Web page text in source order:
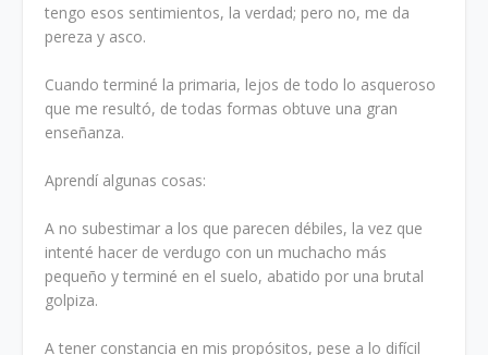
tengo esos sentimientos, la verdad; pero no, me da
pereza y asco.
Cuando terminé la primaria, lejos de todo lo asqueroso
que me resultó, de todas formas obtuve una gran
enseñanza.
Aprendí algunas cosas:
A no subestimar a los que parecen débiles, la vez que
intenté hacer de verdugo con un muchacho más
pequeño y terminé en el suelo, abatido por una brutal
golpiza.
A tener constancia en mis propósitos, pese a lo difícil